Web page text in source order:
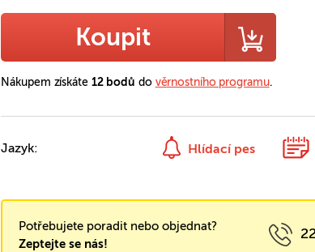
Koupit
Nákupem získáte 12 bodů do věrnostního programu.
Jazyk: Hlídací pes
Potřebujete poradit nebo objednat?
Zeptejte se nás!